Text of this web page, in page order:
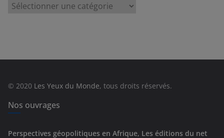
e
s
© 2020 Les Yeux du Monde, tous droits réservés.
Nos ouvrages
Perspectives géopolitiques en Afrique, Les éditions du net